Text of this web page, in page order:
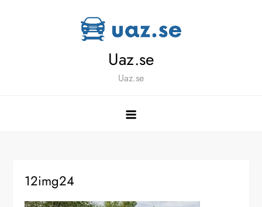
Uaz.se
Uaz.se
12img24